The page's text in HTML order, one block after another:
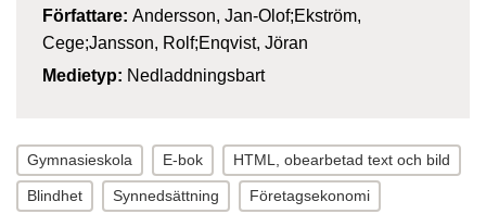
Författare: Andersson, Jan-Olof;Ekström,
Cege;Jansson, Rolf;Enqvist, Jöran
Medietyp: Nedladdningsbart
Gymnasieskola E-bok HTML, obearbetad text och bild
Blindhet Synnedsättning Företagsekonomi